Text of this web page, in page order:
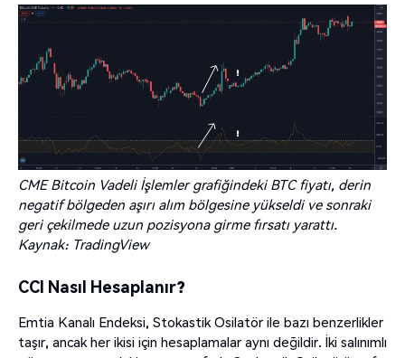
CME Bitcoin Vadeli İşlemler grafiğindeki BTC fiyatı, derin
negatif bölgeden aşırı alım bölgesine yükseldi ve sonraki
geri çekilmede uzun pozisyona girme fırsatı yarattı.
Kaynak: TradingView
CCI Nasıl Hesaplanır?
Emtia Kanalı Endeksi, Stokastik Osilatör ile bazı benzerlikler
taşır, ancak her ikisi için hesaplamalar aynı değildir. İki salınımlı